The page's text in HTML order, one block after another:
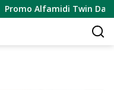
Promo Alfamidi Twin Date